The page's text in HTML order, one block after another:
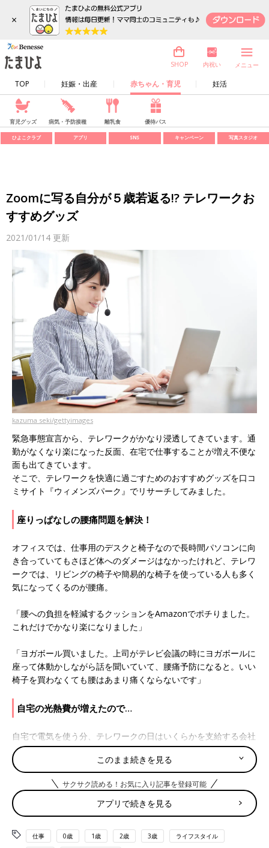
×
TOP 妊娠・出産 赤ちゃん・育児 妊活
SHOP 内祝い メニュー
育児グッズ 病気・予防接種 離乳食 優待パス
ひよこクラブ アプリ SNS キャンペーン 写真スタジオ
Zoomに写る自分が５歳若返る!? テレワークお
すすめグッズ
2021/01/14 更新
kazuma seki/gettyimages
緊急事態宣言から、テレワークがかなり浸透してきています。通
勤がなくなり楽になった反面、在宅で仕事することが増え不便な
面も出てきています。
そこで、テレワークを快適に過ごすためのおすすめグッズを口コ
ミサイト『ウィメンズパーク』でリサーチしてみました。
座りっぱなしの腰痛問題を解決！
オフィスでは、仕事用のデスクと椅子なので長時間パソコンに向
き合っていてもさほど体へのダメージはなかったけれど、テレワ
ークでは、リビングの椅子や簡易的な椅子を使っている人も多く
気になってくるのが腰痛。
「腰への負担を軽減するクッションをAmazonでポチりました。
これだけでかなり楽になりました」
「ヨガボール買いました。上司がテレビ会議の時にヨガボールに
座って体動かしながら話を聞いていて、腰痛予防になると。いい
椅子を買わなくても腰はあまり痛くならないです」
自宅の光熱費が増えたので…
自宅で電気を使う分、テレワークの日はいくらかを支給する会社
もあるようですが、ほとんどの場合、支給といっても微々たるも
の。
「出社していたら昼間の暖房は使ってなかった訳で、これからの
季節、光熱費が気になってマーメイドブランケット買いました」
「一人でエアコンつけるのはもったいないので、手首と足首どち
らにも使えるというレッグウォーマーを買いました。手先が冷え
このまま続きを見る
サクサク読める！お気に入り記事を登録可能
アプリで続きを見る
仕事 0歳 1歳 2歳 3歳 ライフスタイル